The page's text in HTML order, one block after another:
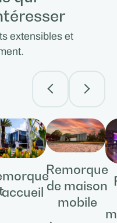
extensibles et
Remorque
de maison
mobile